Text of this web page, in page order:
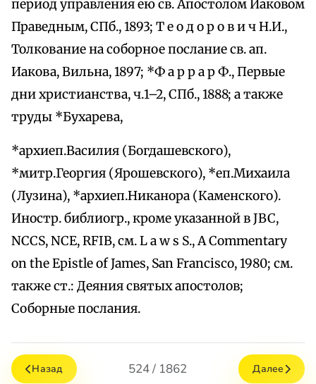
период управления ею св. Апостолом Иаковом
Праведным, СПб., 1893; Т е о д о р о в и ч Н.И.,
Толкование на соборное послание св. ап.
Иакова, Вильна, 1897; *Ф а р р а р Ф., Первые
дни христианства, ч.1–2, СПб., 1888; а также
труды *Бухарева,
*архиеп.Василия (Богдашевского),
*митр.Георгия (Ярошевского), *еп.Михаила
(Лузина), *архиеп.Никанора (Каменского).
Иностр. библиогр., кроме указанной в JBC,
NCCS, NCE, RFIB, см. L a w s S., A Commentary
on the Epistle of James, San Francisco, 1980; см.
также ст.: Деяния святых апостолов;
Соборные послания.
Назад 524 / 1862 Далее